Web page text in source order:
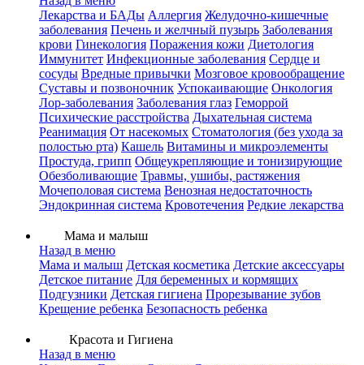
Лекарства и БАДы Аллергия Желудочно-кишечные
заболевания Печень и желчный пузырь Заболевания
крови Гинекология Поражения кожи Диетология
Иммунитет Инфекционные заболевания Сердце и
сосуды Вредные привычки Мозговое кровообращение
Суставы и позвоночник Успокаивающие Онкология
Лор-заболевания Заболевания глаз Геморрой
Психические расстройства Дыхательная система
Реанимация От насекомых Стоматология (без ухода за
полостью рта) Кашель Витамины и микроэлементы
Простуда, грипп Общеукрепляющие и тонизирующие
Обезболивающие Травмы, ушибы, растяжения
Мочеполовая система Венозная недостаточность
Эндокринная система Кровотечения Редкие лекарства
Мама и малыш
Назад в меню
Мама и малыш Детская косметика Детские аксессуары
Детское питание Для беременных и кормящих
Подгузники Детская гигиена Прорезывание зубов
Крещение ребенка Безопасность ребенка
Красота и Гигиена
Назад в меню